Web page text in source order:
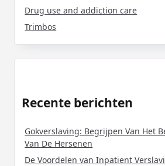
Drug use and addiction care
Trimbos
Recente berichten
Gokverslaving: Begrijpen Van Het
Van De Hersenen
De Voordelen van Inpatient